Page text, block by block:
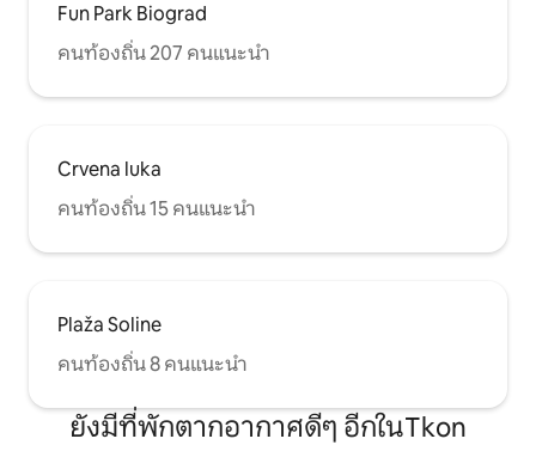
Fun Park Biograd
คนท้องถิ่น 207 คนแนะนำ
Crvena luka
คนท้องถิ่น 15 คนแนะนำ
Plaža Soline
คนท้องถิ่น 8 คนแนะนำ
ยังมีที่พักตากอากาศดีๆ อีกในTkon